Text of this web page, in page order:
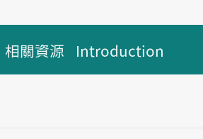
相關資源 Introduction